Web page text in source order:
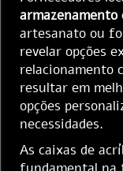
armazenamento
artesanato ou
revelar opções
relacionamento
resultar em
opções
necessidades.
As caixas de